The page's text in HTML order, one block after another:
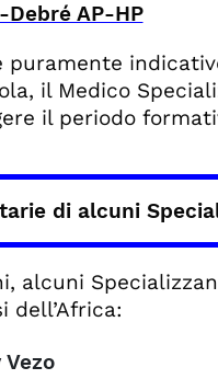
AP-HP
puramente
il Medico
il periodo
di alcuni
alcuni
dell’Africa: